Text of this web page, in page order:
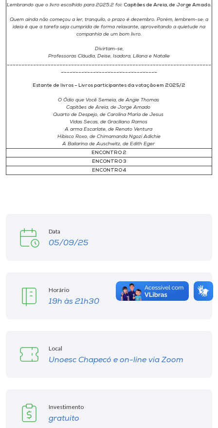
Lembrando que o livro escolhido para 2025.2 foi: Capitães de Areia, de Jorge Amado.
Quem ainda não começou a ler, tranquilo, o prazo é dezembro. Porém, lembrem-se: a
ideia é que a tarefa seja cumprida de forma relaxante, aproveitando a quietude na
companhia de um bom livro.
Divirtam-se,
Professoras Cláudia, Deise, Isadora, Liliana e Natalie
Estante de livros – Livros participantes da votação em 2025/2
O Ódio que Você Semeia, de Angie Thomas
Capitães de Areia, de Jorge Amado
Quarto de Despejo, de Carolina Maria de Jesus
Vidas Secas, de Graciliano Ramos
A arma Escarlate, de Renato Ventura
Hibisco Roxo, de Chimamanda Ngozi Adichie
A Bailarina de Auschwitz, de Edith Eger
ENCONTRO 2
ENCONTRO 3
ENCONTRO 4
Data
05/09/25
Horário
19h às 21h30
Local
Unoesc Chapecó e on-line via Zoom
Investimento
gratuito